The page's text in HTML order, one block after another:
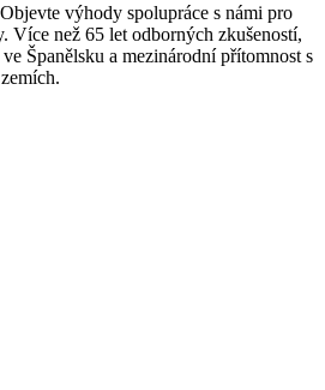
výhody spolupráce s námi pro
Více než 65 let odborných zkušeností,
Španělsku a mezinárodní přítomnost s